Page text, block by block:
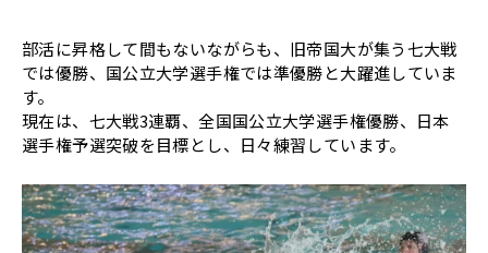
部活に昇格して間もないながらも、旧帝国大が集う七大戦
では優勝、国公立大学選手権では準優勝と大躍進していま
す。
現在は、七大戦3連覇、全国国公立大学選手権優勝、日本
選手権予選突破を目標とし、日々練習しています。